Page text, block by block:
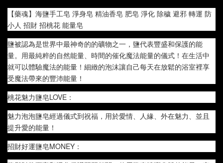
【藥魂】海鹽手工皂 淨身皂 精油香皂 肥皂 淨化 除穢 避邪 轉運 防
小人 招財 招桃花 能量皂
鹽被認為是世界中最神奇的的礦物之一，鹽代表豐盛和保護的能
量。用最純粹的自然能量、時間的催化魔法能量的儀式！在生活中
就可以體驗魔法的能量！細緻的泡沫讓自己每天在放鬆的浴室裡享
受魔法帶來的豐沛能量！
桃花魅力鹽皂LOVE：
魅力泡泡鹽皂經過儀式到祝福，用於愛情、人緣、外在魅力、並且
提升愛的能量！
招財好運鹽皂MONEY：